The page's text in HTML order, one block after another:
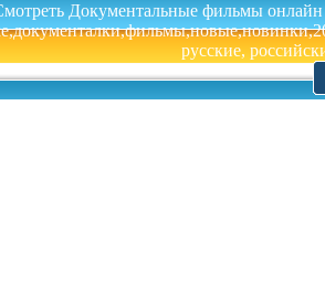
Документальные фильмы онлайн
русские,